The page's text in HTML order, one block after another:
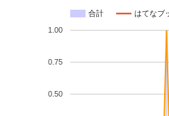
合計 はてなブ
0.50
0.75
1.00